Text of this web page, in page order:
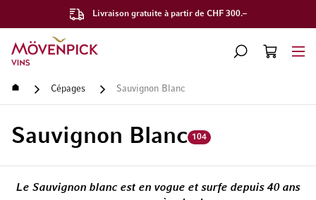
Livraison gratuite à partir de CHF 300.–
Aller à la page d'accueil
CHERCHERPANIER
Accueil Cépages Sauvignon Blanc
Sauvignon Blanc 104
Le Sauvignon blanc est en vogue et surfe depuis 40 ans